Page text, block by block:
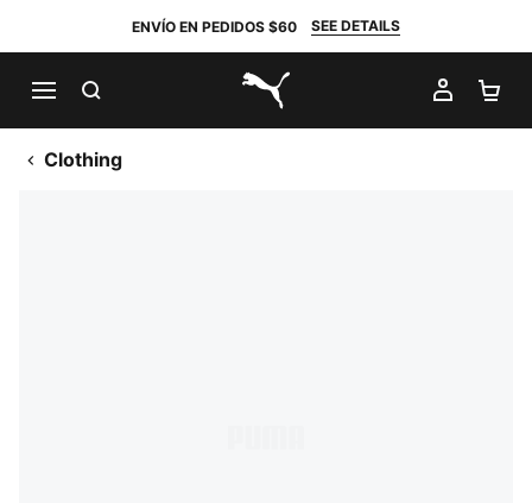
ENVÍO EN PEDIDOS $60 SEE DETAILS
PUMA.com
MI
Clothing